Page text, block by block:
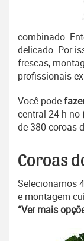
combinado.
delicado. Por
frescas,
profissionais
Você pode
central 24 h no
de 380 coroas
Coroas
Selecionamos
e montagem
“Ver mais